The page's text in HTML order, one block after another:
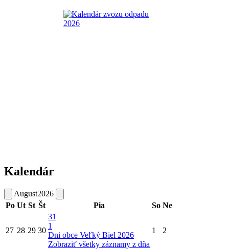
Kalendár
August2026
Po Ut St Št Pia So Ne
27 28 29 30
31
1
Dni obce Veľký Biel 2026
Zobraziť všetky záznamy z dňa
1 2